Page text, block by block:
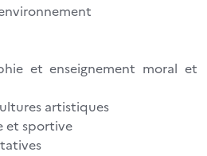
et enseignement moral et
artistiques
et sportive